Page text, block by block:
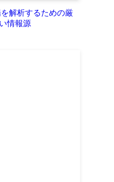
解析するための厳
情報源